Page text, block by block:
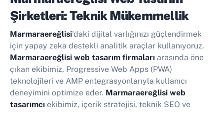
Şirketleri: Teknik Mükemmellik
Marmaraereğlisi'daki dijital varlığınızı güçlendirmek
için yapay zeka destekli analitik araçlar kullanıyoruz.
Marmaraereğlisi web tasarım firmaları arasında öne
çıkan ekibimiz, Progressive Web Apps (PWA)
teknolojileri ve AMP entegrasyonlarıyla kullanıcı
deneyimini optimize eder. Marmaraereğlisi web
tasarımcı ekibimiz, içerik stratejisi, teknik SEO ve